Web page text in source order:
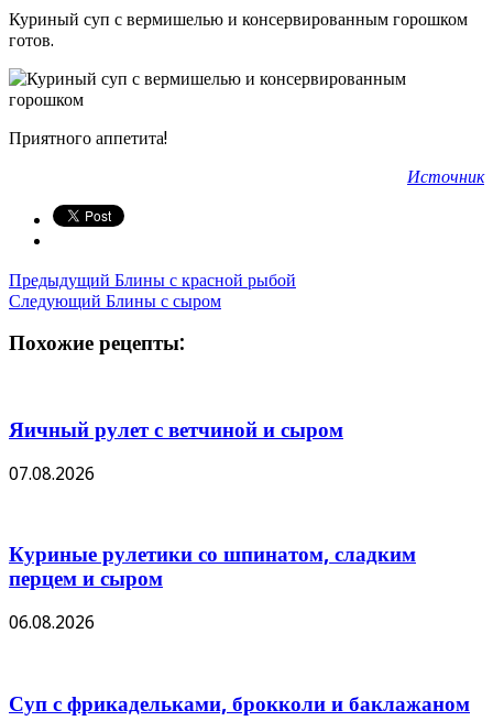
Куриный суп с вермишелью и консервированным горошком
готов.
Приятного аппетита!
Источник
Предыдущий Блины с красной рыбой
Следующий Блины с сыром
Похожие рецепты:
Яичный рулет с ветчиной и сыром
07.08.2026
Куриные рулетики со шпинатом, сладким
перцем и сыром
06.08.2026
Суп с фрикадельками, брокколи и баклажаном